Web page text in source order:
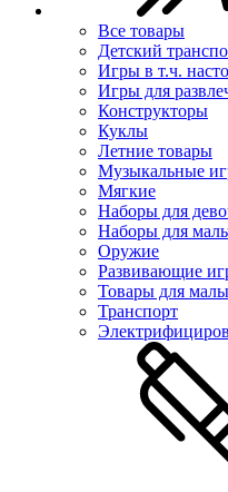
Все товары
Детский
Игры в т.ч.
Игры для
Конструкторы
Куклы
Летние товары
Музыкальные
Мягкие
Наборы для
Наборы для
Оружие
Развивающие
Товары для
Транспорт